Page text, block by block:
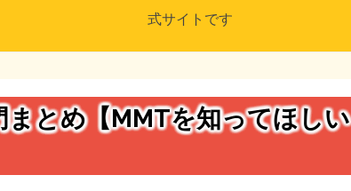
式サイトです
とめ【MMTを知ってほしい